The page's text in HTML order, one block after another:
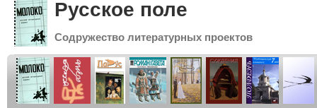
Русское поле
Содружество литературных проектов